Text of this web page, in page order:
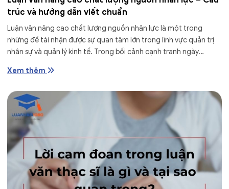
trúc và hướng dẫn viết chuẩn
Luận văn nâng cao chất lượng nguồn nhân lực là một trong
những đề tài nhận được sự quan tâm lớn trong lĩnh vực quản trị
nhân sự và quản lý kinh tế. Trong bối cảnh cạnh tranh ngày
Xem thêm